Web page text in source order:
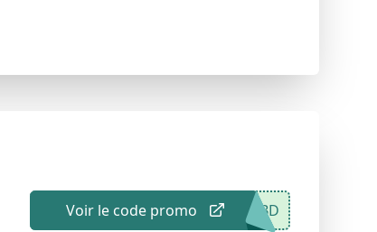
Voir le code promo CBD